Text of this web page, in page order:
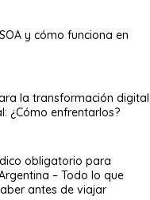
y cómo funciona en
la transformación digital
¿Cómo enfrentarlos?
obligatorio para
– Todo lo que
antes de viajar